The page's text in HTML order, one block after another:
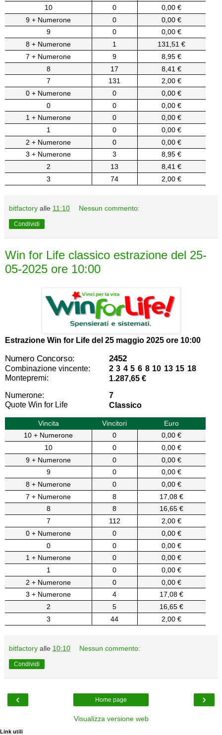
10
0
0,00 €
9 + Numerone
0
0,00 €
9
0
0,00 €
8 + Numerone
1
131,51 €
7 + Numerone
9
8,95 €
8
17
8,41 €
7
131
2,00 €
0 + Numerone
0
0,00 €
0
0
0,00 €
1 + Numerone
0
0,00 €
1
0
0,00 €
2 + Numerone
0
0,00 €
3 + Numerone
3
8,95 €
2
13
8,41 €
3
74 2,00 €
bitfactory alle 11:10 Nessun commento:
Condividi
Win for Life classico estrazione del 25-
05-2025 ore 10:00
Estrazione Win for Life del 25 maggio 2025 ore 10:00
Numero Concorso: 2452
Combinazione vincente:
2 3 4 5 6 8 10 13 15 18
Montepremi:
1.287,65 €
Numerone:
7
Quote Win for Life
Classico
Vincita Vincitori
Euro
10 + Numerone
0
0,00 €
10
0
0,00 €
9 + Numerone
0
0,00 €
9
0
0,00 €
8 + Numerone
0
0,00 €
7 + Numerone
8
17,08 €
8
8
16,65 €
7
112
2,00 €
0 + Numerone
0
0,00 €
0
0
0,00 €
1 + Numerone
0
0,00 €
1
0
0,00 €
2 + Numerone
0
0,00 €
3 + Numerone
4
17,08 €
2
5
16,65 €
3
44 2,00 €
bitfactory alle 10:10 Nessun commento:
Condividi
‹ ›
Home page
Visualizza versione web
Link utili